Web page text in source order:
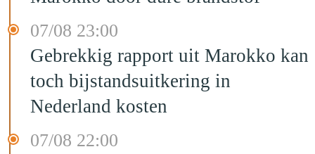
07/08 23:00
Gebrekkig rapport uit Marokko kan
toch bijstandsuitkering in
Nederland kosten
07/08 22:00